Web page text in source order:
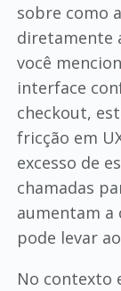
sobre como
diretamente
você
interface
checkout,
fricção em
excesso de
chamadas
aumentam a
pode levar
No contexto